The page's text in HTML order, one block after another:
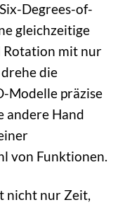
Degrees-of-
gleichzeitige
Rotation mit nur
die
Modelle präzise
andere Hand
von Funktionen.
nicht nur Zeit,